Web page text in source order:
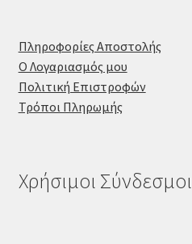
Πληροφορίες Αποστολής
Ο Λογαριασμός μου
Πολιτική Επιστροφών
Τρόποι Πληρωμής
Χρήσιμοι Σύνδεσμοι